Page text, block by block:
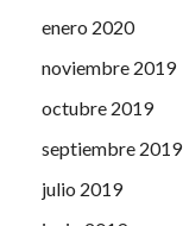
enero 2020
noviembre 2019
octubre 2019
septiembre 2019
julio 2019